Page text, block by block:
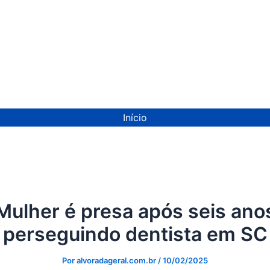
Início
é presa após seis
perseguindo dentista em SC
Poralvoradageral.com.br /10/02/2025